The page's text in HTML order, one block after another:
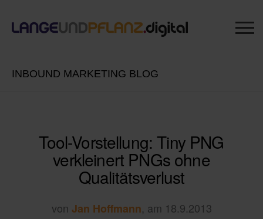
INBOUND MARKETING BLOG
Tool-Vorstellung: Tiny PNG
verkleinert PNGs ohne
Qualitätsverlust
von Jan Hoffmann, am 18.9.2013